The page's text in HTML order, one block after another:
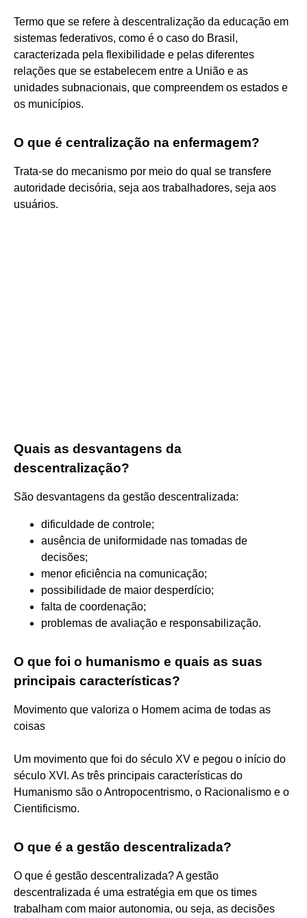
Termo que se refere à descentralização da educação em
sistemas federativos, como é o caso do Brasil,
caracterizada pela flexibilidade e pelas diferentes
relações que se estabelecem entre a União e as
unidades subnacionais, que compreendem os estados e
os municípios.
O que é centralização na enfermagem?
Trata-se do mecanismo por meio do qual se transfere
autoridade decisória, seja aos trabalhadores, seja aos
usuários.
Quais as desvantagens da
descentralização?
São desvantagens da gestão descentralizada:
dificuldade de controle;
ausência de uniformidade nas tomadas de
decisões;
menor eficiência na comunicação;
possibilidade de maior desperdício;
falta de coordenação;
problemas de avaliação e responsabilização.
O que foi o humanismo e quais as suas
principais características?
Movimento que valoriza o Homem acima de todas as
coisas
Um movimento que foi do século XV e pegou o início do
século XVI. As três principais características do
Humanismo são o Antropocentrismo, o Racionalismo e o
Cientificismo.
O que é a gestão descentralizada?
O que é gestão descentralizada? A gestão
descentralizada é uma estratégia em que os times
trabalham com maior autonomia, ou seja, as decisões